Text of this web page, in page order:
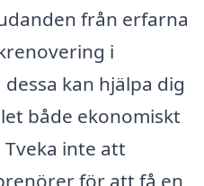
från erfarna
i
kan hjälpa dig
både ekonomiskt
inte att
för att få en